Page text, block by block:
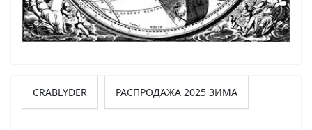
CRABLYDER РАСПРОДАЖА 2025 ЗИМА